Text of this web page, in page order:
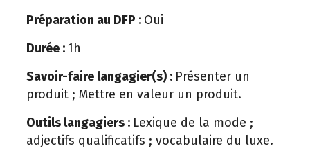
Préparation au DFP : Oui
Durée :1h
Savoir-faire langagier(s) : Présenter un
produit ; Mettre en valeur un produit.
Outils langagiers : Lexique de la mode ;
adjectifs qualificatifs ; vocabulaire du luxe.